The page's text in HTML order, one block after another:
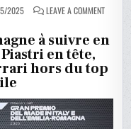
2025 LEAVE A COMMENTON
DIRECT
:
SUIVRE
LE
GRAND
à suivre en
en tête,
hors du top